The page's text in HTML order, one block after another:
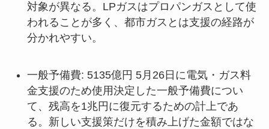
対象が異なる。LPガスはプロパンガスとして使
われることが多く、都市ガスとは支援の経路が
分かれやすい。
一般予備費: 5135億円 5月26日に電気・ガス料
金支援のため使用決定した一般予備費につい
て、残高を1兆円に復元するための計上であ
る。新しい支援策だけを積み上げた金額ではな